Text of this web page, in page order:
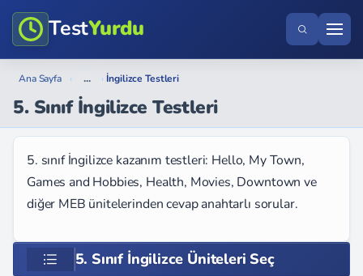
TestYurdu
Ana Sayfa › ... › İngilizce Testleri
5. Sınıf İngilizce Testleri
5. sınıf İngilizce kazanım testleri: Hello, My Town,
Games and Hobbies, Health, Movies, Downtown ve
diğer MEB ünitelerinden cevap anahtarlı sorular.
5. Sınıf İngilizce Üniteleri Seç